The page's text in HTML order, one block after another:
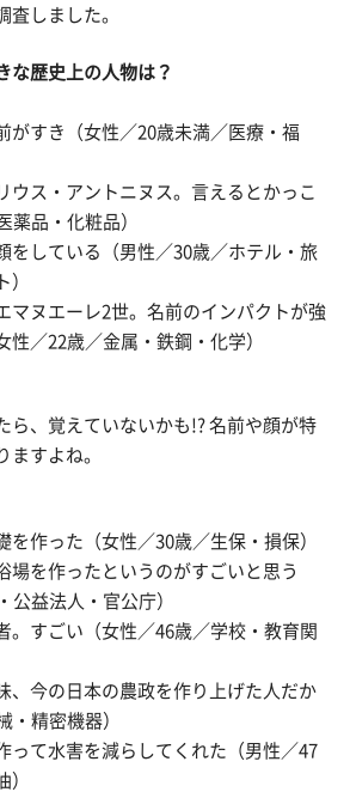
査しました。
な歴史上の人物は？
がすき（女性／20歳未満／医療・福
ウス・アントニヌス。言えるとかっこ
薬品・化粧品）
をしている（男性／30歳／ホテル・旅
）
マヌエーレ2世。名前のインパクトが強
性／22歳／金属・鉄鋼・化学）
ら、覚えていないかも!? 名前や顔が特
ますよね。
を作った（女性／30歳／生保・損保）
場を作ったというのがすごいと思う
公益法人・官公庁）
。すごい（女性／46歳／学校・教育関
、今の日本の農政を作り上げた人だか
・精密機器）
って水害を減らしてくれた（男性／47
）